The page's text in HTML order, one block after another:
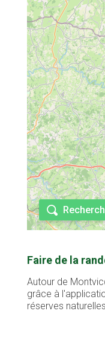
Faire de la
Autour de
grâce à
réserves